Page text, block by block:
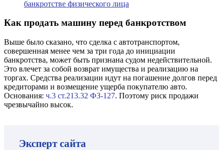
банкротстве физического лица
Как продать машину перед банкротством
Выше было сказано, что сделка с автотранспортом,
совершенная менее чем за три года до инициации
банкротства, может быть признана судом недействительной.
Это влечет за собой возврат имущества и реализацию на
торгах. Средства реализации идут на погашение долгов перед
кредиторами и возмещение ущерба покупателю авто.
Основания: ч.3 ст.213.32 ФЗ-127. Поэтому риск продажи
чрезвычайно высок.
Эксперт сайта